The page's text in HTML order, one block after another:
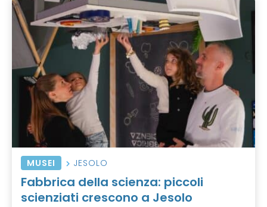
MUSEI JESOLO
Fabbrica della scienza: piccoli
scienziati crescono a Jesolo